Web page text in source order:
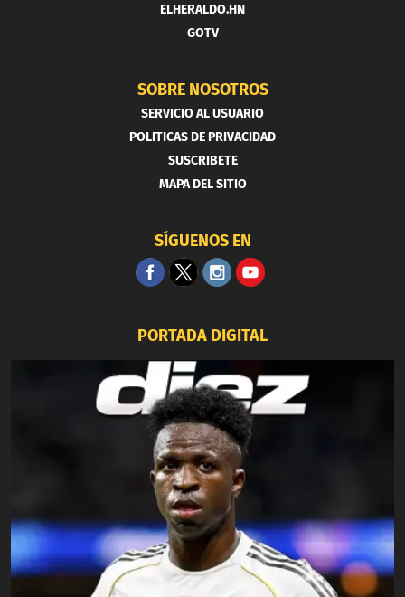
ELHERALDO.HN
GOTV
SOBRE NOSOTROS
SERVICIO AL USUARIO
POLITICAS DE PRIVACIDAD
SUSCRIBETE
MAPA DEL SITIO
SÍGUENOS EN
PORTADA DIGITAL